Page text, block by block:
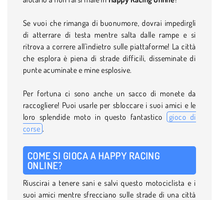
Se vuoi che rimanga di buonumore, dovrai impedirgli
di atterrare di testa mentre salta dalle rampe e si
ritrova a correre all'indietro sulle piattaforme! La città
che esplora è piena di strade difficili, disseminate di
punte acuminate e mine esplosive.
Per fortuna ci sono anche un sacco di monete da
raccogliere! Puoi usarle per sbloccare i suoi amici e le
loro splendide moto in questo fantastico
gioco di
corse .
COME SI GIOCA A HAPPY RACING
ONLINE?
Riuscirai a tenere sani e salvi questo motociclista e i
suoi amici mentre sfrecciano sulle strade di una città